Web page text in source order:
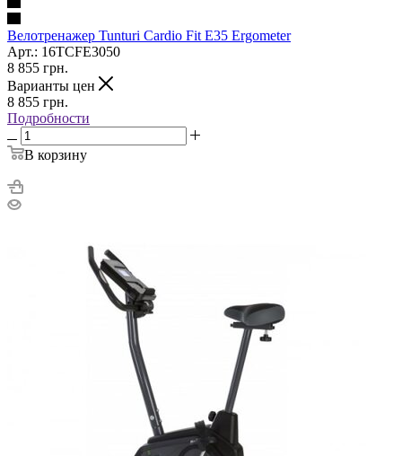
Велотренажер Tunturi Cardio Fit E35 Ergometer
Арт.: 16TCFE3050
8 855 грн.
Варианты цен
8 855 грн.
Подробности
В корзину